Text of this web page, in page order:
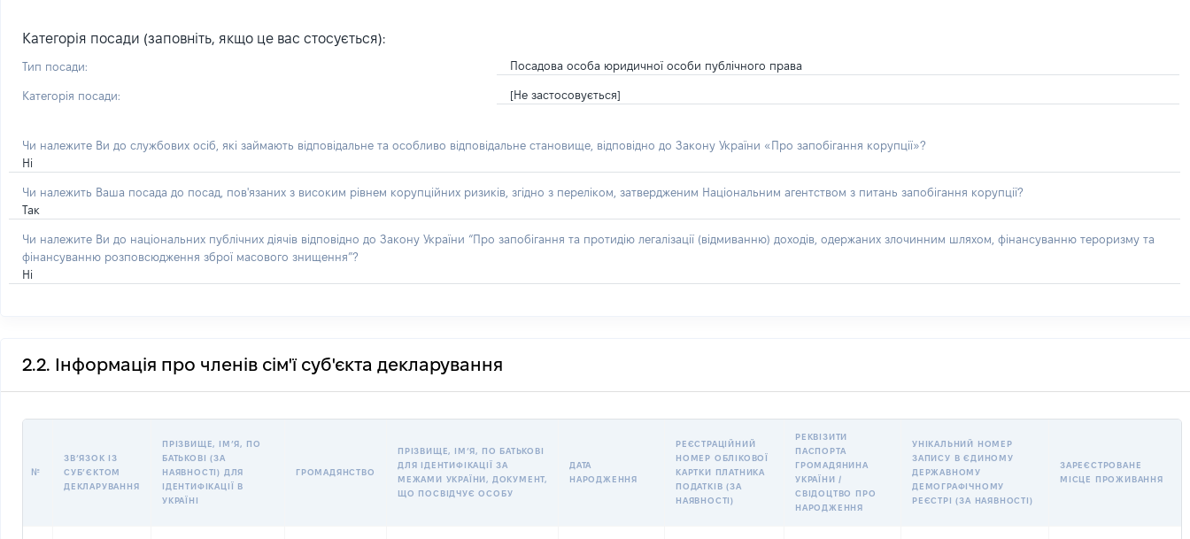
Категорія посади (заповніть, якщо це вас стосується):
Тип посади: Посадова особа юридичної особи публічного права
Категорія посади: [Не застосовується]
Чи належите Ви до службових осіб, які займають відповідальне та особливо відповідальне становище, відповідно до Закону України «Про запобігання корупції»?
Ні
Чи належить Ваша посада до посад, пов'язаних з високим рівнем корупційних ризиків, згідно з переліком, затвердженим Національним агентством з питань запобігання корупції?
Так
Чи належите Ви до національних публічних діячів відповідно до Закону України “Про запобігання та протидію легалізації (відмиванню) доходів, одержаних злочинним шляхом, фінансуванню тероризму та
фінансуванню розповсюдження зброї масового знищення”?
Ні
2.2. Інформація про членів сім'ї суб'єкта декларування
№
ЗВʼЯЗОК ІЗ
СУБʼЄКТОМ
ДЕКЛАРУВАННЯ
ПРІЗВИЩЕ, ІМʼЯ, ПО
БАТЬКОВІ (ЗА
НАЯВНОСТІ) ДЛЯ
ІДЕНТИФІКАЦІЇ В
УКРАЇНІ
ГРОМАДЯНСТВО
ПРІЗВИЩЕ, ІМʼЯ, ПО БАТЬКОВІ
ДЛЯ ІДЕНТИФІКАЦІЇ ЗА
МЕЖАМИ УКРАЇНИ, ДОКУМЕНТ,
ЩО ПОСВІДЧУЄ ОСОБУ
ДАТА
НАРОДЖЕННЯ
РЕЄСТРАЦІЙНИЙ
НОМЕР ОБЛІКОВОЇ
КАРТКИ ПЛАТНИКА
ПОДАТКІВ (ЗА
НАЯВНОСТІ)
РЕКВІЗИТИ
ПАСПОРТА
ГРОМАДЯНИНА
УКРАЇНИ /
СВІДОЦТВО ПРО
НАРОДЖЕННЯ
УНІКАЛЬНИЙ НОМЕР
ЗАПИСУ В ЄДИНОМУ
ДЕРЖАВНОМУ
ДЕМОГРАФІЧНОМУ
РЕЄСТРІ (ЗА НАЯВНОСТІ)
ЗАРЕЄСТРОВАНЕ
МІСЦЕ ПРОЖИВАННЯ